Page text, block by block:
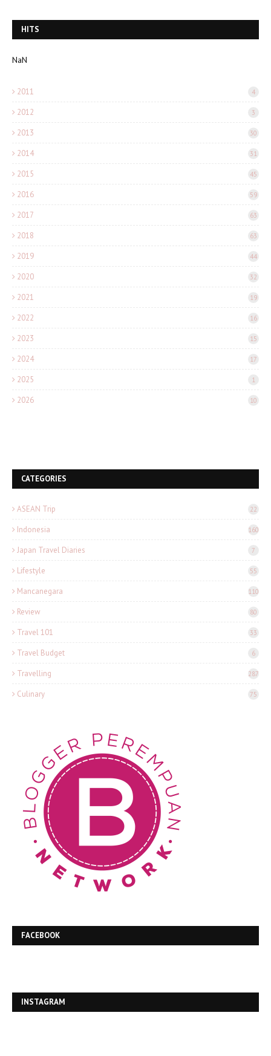
HITS
NaN
2011 4
2012 3
2013 30
2014 31
2015 45
2016 59
2017 63
2018 63
2019 44
2020 32
2021 19
2022 16
2023 15
2024 17
2025 1
2026 10
CATEGORIES
ASEAN Trip 22
Indonesia 160
Japan Travel Diaries 7
Lifestyle 55
Mancanegara 110
Review 80
Travel 101 33
Travel Budget 6
Travelling 287
Culinary 75
FACEBOOK
INSTAGRAM